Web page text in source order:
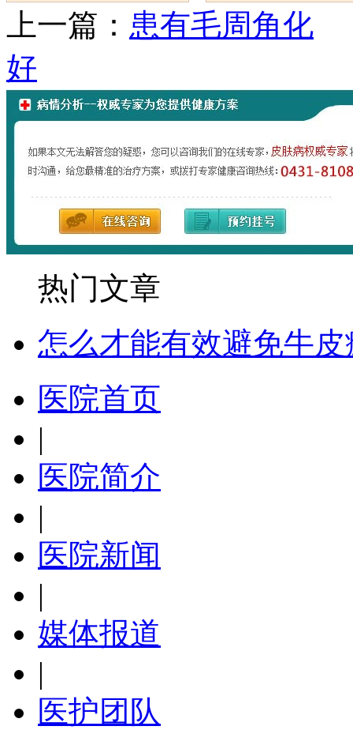
上一篇： 患有毛周角化
好
热门文章
怎么才能有效避免牛皮
医院首页
|
医院简介
|
医院新闻
|
媒体报道
|
医护团队